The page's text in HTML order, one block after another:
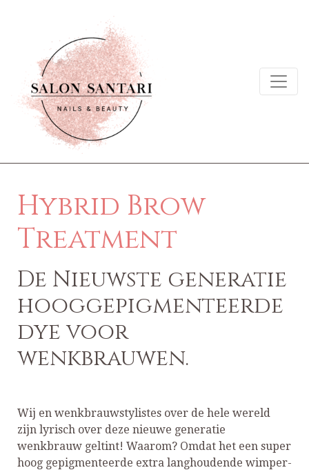
Hybrid Brow
Treatment
De Nieuwste generatie
hooggepigmenteerde
dye voor
wenkbrauwen.
Wij en wenkbrauwstylistes over de hele wereld
zijn lyrisch over deze nieuwe generatie
wenkbrauw geltint! Waarom? Omdat het een super
hoog gepigmenteerde extra langhoudende wimper-